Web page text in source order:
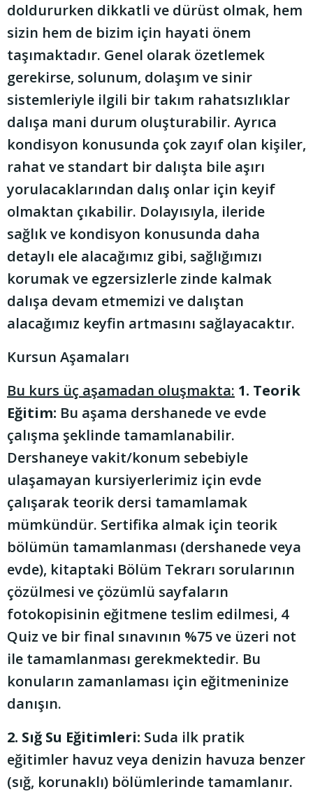
doldururken dikkatli ve dürüst olmak, hem
sizin hem de bizim için hayati önem
taşımaktadır. Genel olarak özetlemek
gerekirse, solunum, dolaşım ve sinir
sistemleriyle ilgili bir takım rahatsızlıklar
dalışa mani durum oluşturabilir. Ayrıca
kondisyon konusunda çok zayıf olan kişiler,
rahat ve standart bir dalışta bile aşırı
yorulacaklarından dalış onlar için keyif
olmaktan çıkabilir. Dolayısıyla, ileride
sağlık ve kondisyon konusunda daha
detaylı ele alacağımız gibi, sağlığımızı
korumak ve egzersizlerle zinde kalmak
dalışa devam etmemizi ve dalıştan
alacağımız keyfin artmasını sağlayacaktır.
Kursun Aşamaları
Bu kurs üç aşamadan oluşmakta: 1. Teorik
Eğitim: Bu aşama dershanede ve evde
çalışma şeklinde tamamlanabilir.
Dershaneye vakit/konum sebebiyle
ulaşamayan kursiyerlerimiz için evde
çalışarak teorik dersi tamamlamak
mümkündür. Sertifika almak için teorik
bölümün tamamlanması (dershanede veya
evde), kitaptaki Bölüm Tekrarı sorularının
çözülmesi ve çözümlü sayfaların
fotokopisinin eğitmene teslim edilmesi, 4
Quiz ve bir final sınavının %75 ve üzeri not
ile tamamlanması gerekmektedir. Bu
konuların zamanlaması için eğitmeninize
danışın.
2. Sığ Su Eğitimleri: Suda ilk pratik
eğitimler havuz veya denizin havuza benzer
(sığ, korunaklı) bölümlerinde tamamlanır.